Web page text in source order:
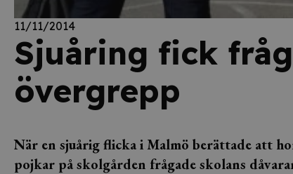
11/11/2014
Sjuåring fick
övergrepp
När en sjuårig flicka i Malmö berättade att
pojkar på skolgården frågade skolans